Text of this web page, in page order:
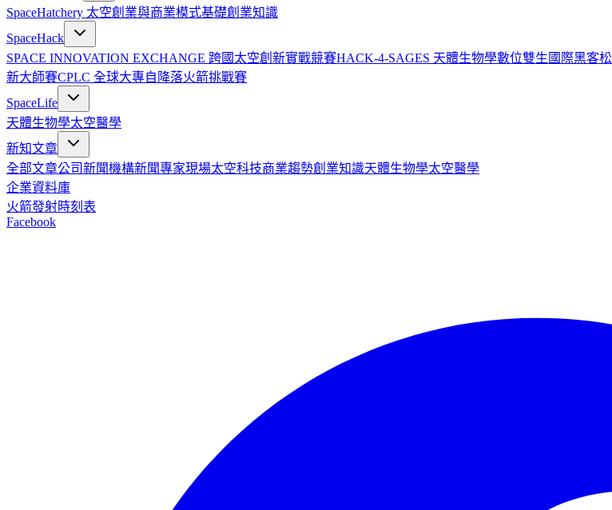
SpaceHatchery 太空創業與商業模式基礎創業知識
SpaceHack
SPACE INNOVATION EXCHANGE 跨國太空創新實戰競賽HACK-4-SAGES 天體生物學數位雙生國際黑客松
新大師賽CPLC 全球大專自降落火箭挑戰賽
SpaceLife
天體生物學太空醫學
新知文章
全部文章公司新聞機構新聞專家現場太空科技商業趨勢創業知識天體生物學太空醫學
企業資料庫
火箭發射時刻表
Facebook